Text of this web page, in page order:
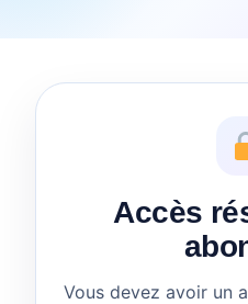
Accès
Vous devez avoir un